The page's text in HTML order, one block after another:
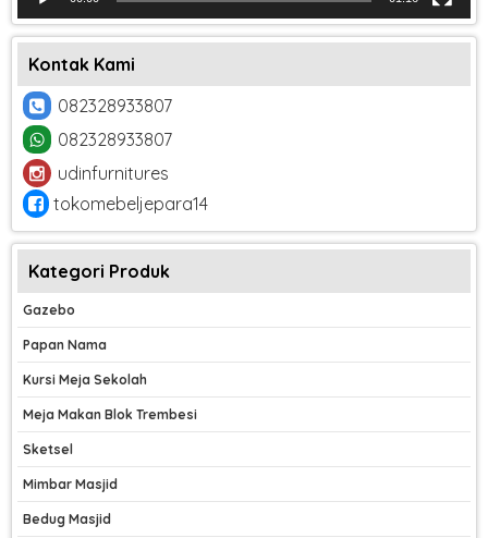
Kontak Kami
082328933807
082328933807
udinfurnitures
tokomebeljepara14
Kategori Produk
Gazebo
Papan Nama
Kursi Meja Sekolah
Meja Makan Blok Trembesi
Sketsel
Mimbar Masjid
Bedug Masjid